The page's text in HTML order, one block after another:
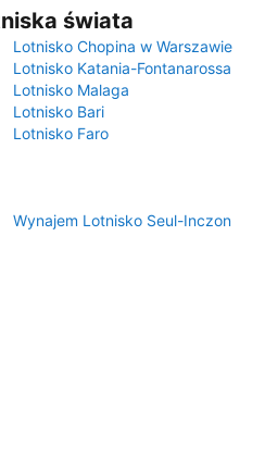
świata
Lotnisko Chopina w Warszawie
Lotnisko Katania-Fontanarossa
Lotnisko Malaga
Lotnisko Bari
Lotnisko Faro
Wynajem Lotnisko Seul-Inczon